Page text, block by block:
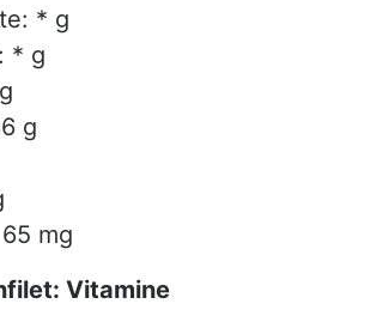
* g
* g
g
mg
Vitamine